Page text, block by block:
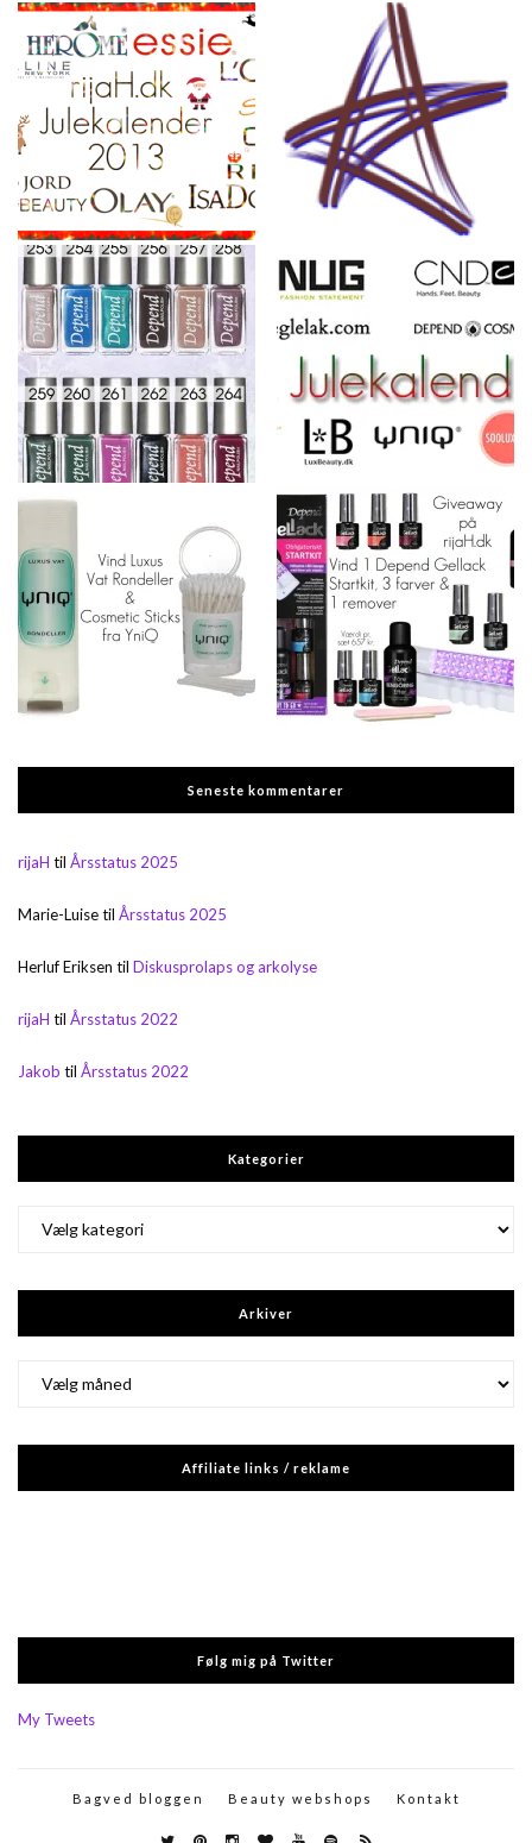
Seneste kommentarer
rijaH til Årsstatus 2025
Marie-Luisetil Årsstatus 2025
Herluf Eriksen til Diskusprolaps og arkolyse
rijaH til Årsstatus 2022
Jakob til Årsstatus 2022
Kategorier
Arkiver
Affiliate links / reklame
Følg mig på Twitter
My Tweets
Bagved bloggen Beauty webshops Kontakt